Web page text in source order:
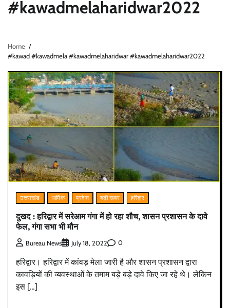
#kawadmelaharidwar2022
Home
#kawad #kawadmela #kawadmelaharidwar #kawadmelaharidwar2022
उत्तराखंड धार्मिक प्रदेश बड़ी खबर हरिद्वार
दुखद : हरिद्वार में सरेआम गंगा में हो रहा शौच, शासन प्रशासन के दावे
फेल, गंगा सभा भी मौन
Bureau News July 18, 2022 0
हरिद्वार। हरिद्वार में कांवड़ मेला जारी है और शासन प्रशासन द्वारा
कावड़ियों की व्यवस्थाओं के तमाम बड़े बड़े दावे किए जा रहे थे। लेकिन
इस […]